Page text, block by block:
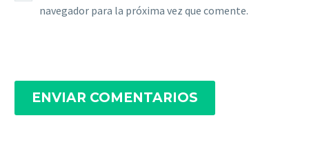
navegador para la próxima vez que comente.
ENVIAR COMENTARIOS